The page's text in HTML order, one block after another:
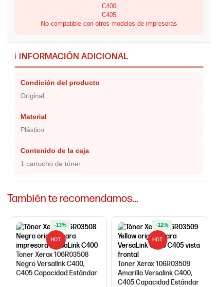
C400
C405
No compatible con otros modelos de impresoras
ℹ️ INFORMACIÓN ADICIONAL
Condición del producto
Original
Material
Plástico
Contenido de la caja
1 cartucho de tóner
También te recomendamos…
Toner Xerox 106R03508
Negro Versalink C400,
C405 Capacidad Estándar
-13%
HOT
Toner Xerox 106R03509
Amarillo Versalink C400,
C405 Capacidad Estándar
-12%
HOT